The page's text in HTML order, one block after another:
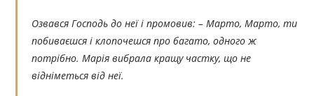
Озвався Господь до неї і промовив: – Марто, Марто, ти
побиваєшся і клопочешся про багато, одного ж
потрібно. Марія вибрала кращу частку, що не
відніметься від неї.